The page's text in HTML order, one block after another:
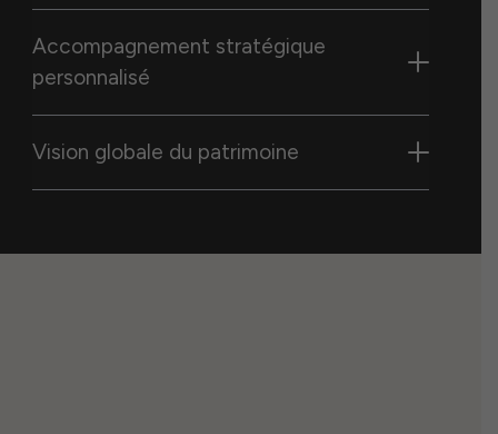
Accompagnement stratégique
personnalisé
Vision globale du patrimoine